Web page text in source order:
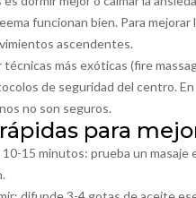
funcionan bien. Para
ascendentes.
más exóticas (fire
de seguridad del centro.
no son seguros.
para
10-15 minutos: prueba un